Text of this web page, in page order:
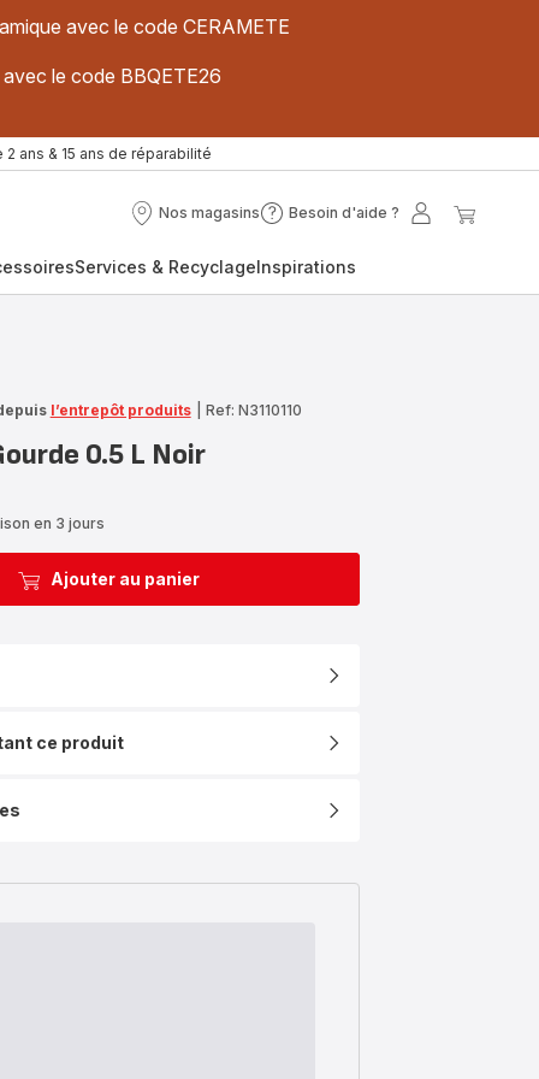
avec le code CERAMETE
le code BBQETE26
2 ans & 15 ans de réparabilité
Nos magasins
Nos
Besoin d'aide ?
Besoin
?
Mon
Services & RecyclageInspirations
l’entrepôt produits Ref: N3110110
0.5 L Noir
en 3 jours
Ajouter au panier
ce produit